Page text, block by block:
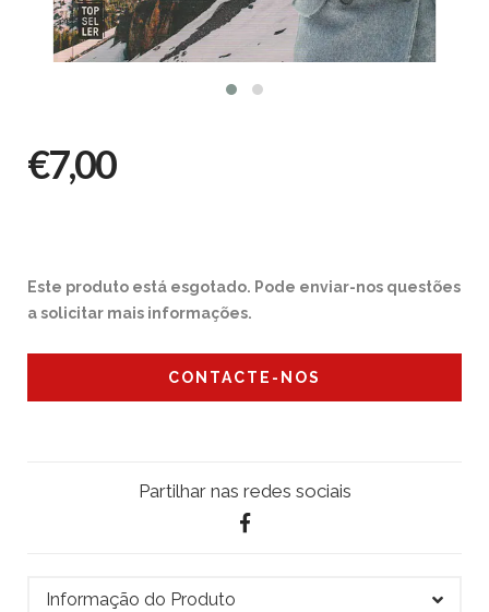
€7,00
Este produto está esgotado. Pode enviar-nos questões
a solicitar mais informações.
CONTACTE-NOS
Partilhar nas redes sociais
Informação do Produto